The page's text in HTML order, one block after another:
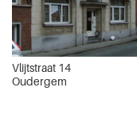
Vlijtstraat 14
Oudergem